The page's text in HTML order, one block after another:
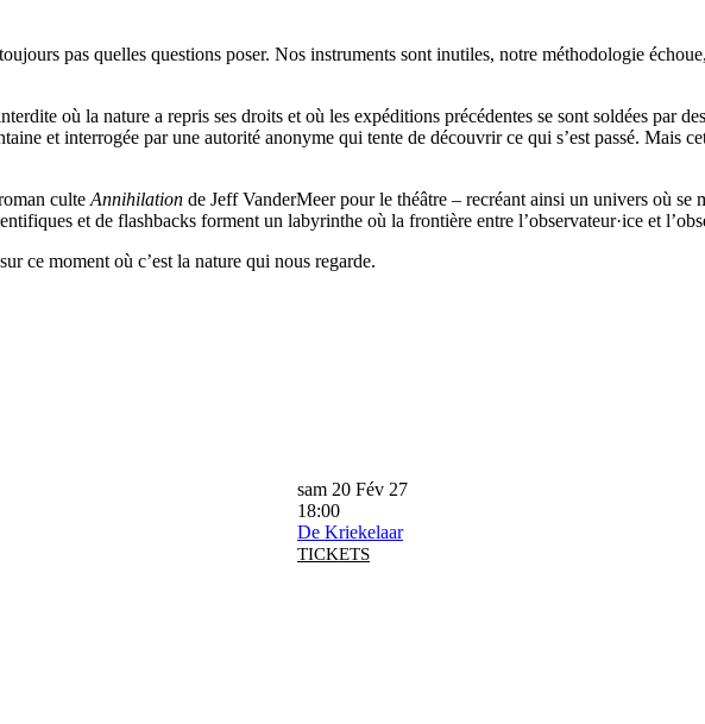
pas quelles questions poser. Nos instruments sont inutiles, notre méthodologie
où la nature a repris ses droits et où les expéditions précédentes se sont soldées par
et interrogée par une autorité anonyme qui tente de découvrir ce qui s’est passé. Mais
culte Annihilation de Jeff VanderMeer pour le théâtre – recréant ainsi un univers où
et de flashbacks forment un labyrinthe où la frontière entre l’observateur·ice et
ce moment où c’est la nature qui nous regarde.
sam 20 Fév 27
18:00
De Kriekelaar
TICKETS